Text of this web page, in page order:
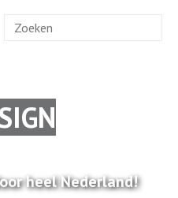
Zoek
heel Nederland!